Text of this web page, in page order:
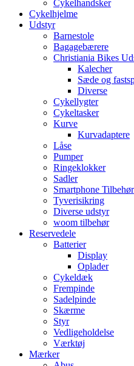
Cykelhandsker
Cykelhjelme
Udstyr
Barnestole
Bagagebærere
Christiania Bikes
Kalecher
Sæde og
Diverse
Cykellygter
Cykeltasker
Kurve
Kurvadaptere
Låse
Pumper
Ringeklokker
Sadler
Smartphone Tilbehør
Tyverisikring
Diverse udstyr
woom tilbehør
Reservedele
Batterier
Display
Oplader
Cykeldæk
Frempinde
Sadelpinde
Skærme
Styr
Vedligeholdelse
Værktøj
Mærker